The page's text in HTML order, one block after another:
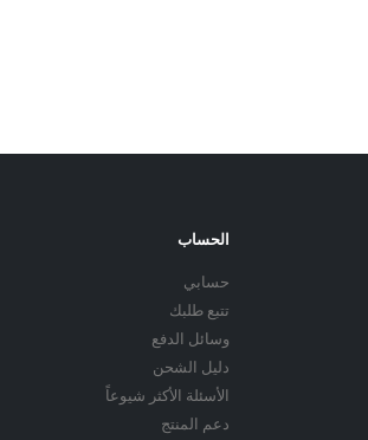
الحساب
حسابي
تتبع طلبك
وسائل الدفع
دليل الشحن
الأسئلة الأكثر شيوعاً
دعم المنتج